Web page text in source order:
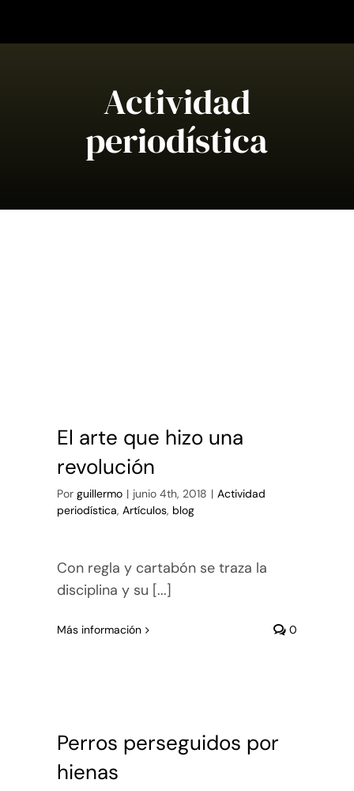
Actividad
periodística
El arte que hizo una
revolución
Por guillermo | junio 4th, 2018 | Actividad
periodística, Artículos, blog
Con regla y cartabón se traza la
disciplina y su [...]
Más información 0
Perros perseguidos por
hienas